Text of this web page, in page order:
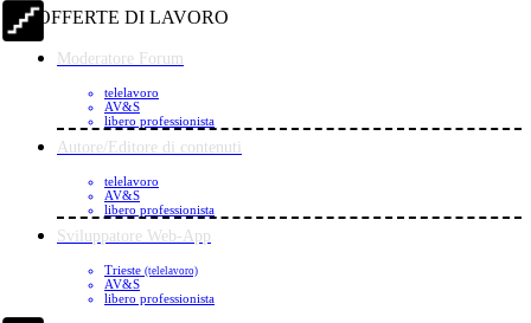
OFFERTE DI LAVORO
Moderatore Forum
telelavoro
AV&S
libero professionista
Autore/Editore di contenuti
telelavoro
AV&S
libero professionista
Sviluppatore Web-App
Trieste (telelavoro)
AV&S
libero professionista